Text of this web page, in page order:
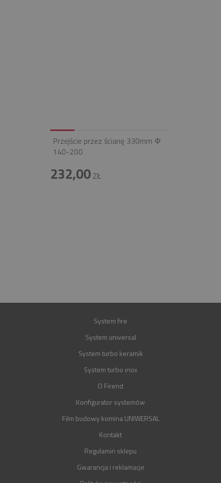
Przejście przez ścianę 330mm Φ
140-200
232,00ZŁ
System fire
System universal
System turbo keramik
System turbo inox
O Firend
Konfigurator systemów
Film budowy komina UNIWERSAL
Kontakt
Regulamin sklepu
Gwarancja i reklamacje